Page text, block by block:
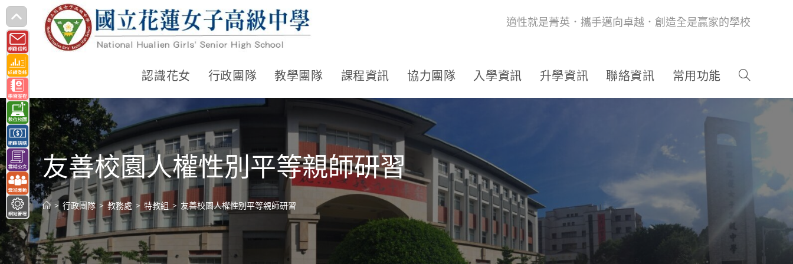
跳
轉
至
主
要
內
容
適性就是菁英．攜手邁向卓越．創造全是贏家的學校
認識花女 行政團隊 教學團隊 課程資訊 協力團隊 入學資訊 升學資訊 聯絡資訊 常用功能
友善校園人權性別平等親師研習
> 行政團隊 > 教務處 > 特教組 > 友善校園人權性別平等親師研習